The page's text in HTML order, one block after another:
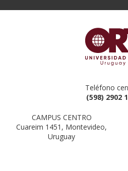
Teléfono
(598) 2902
CAMPUS CENTRO
Cuareim 1451, Montevideo,
Uruguay